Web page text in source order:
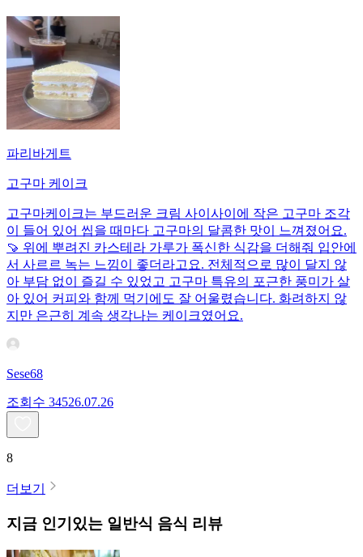
파리바게트
고구마 케이크
고구마케이크는 부드러운 크림 사이사이에 작은 고구마 조각
이 들어 있어 씹을 때마다 고구마의 달콤한 맛이 느껴졌어요.
🍠 위에 뿌려진 카스테라 가루가 폭신한 식감을 더해줘 입안에
서 사르르 녹는 느낌이 좋더라고요. 전체적으로 많이 달지 않
아 부담 없이 즐길 수 있었고 고구마 특유의 포근한 풍미가 살
아 있어 커피와 함께 먹기에도 잘 어울렸습니다. 화려하지 않
지만 은근히 계속 생각나는 케이크였어요.
Sese68
조회수 34526.07.26
8
더보기
지금 인기있는 일반식 음식 리뷰